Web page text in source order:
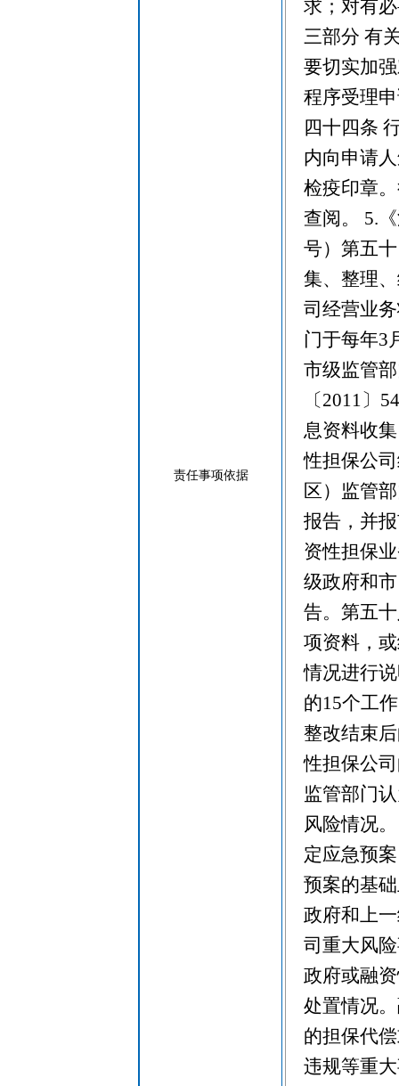
责任事项依据
求；对有
三部分 有
要切实加
程序受理
四十四条
内向申请
检疫印章
查阅。 5.
号）第五
集、整理
司经营业
门于每年3
市级监管
〔2011〕
息资料收
性担保公
区）监管
报告，并
资性担保
级政府和
告。第五
项资料，
情况进行
的15个工
整改结束
性担保公
监管部门
风险情况
定应急预
预案的基
政府和上
司重大风
政府或融
处置情况
的担保代
违规等重